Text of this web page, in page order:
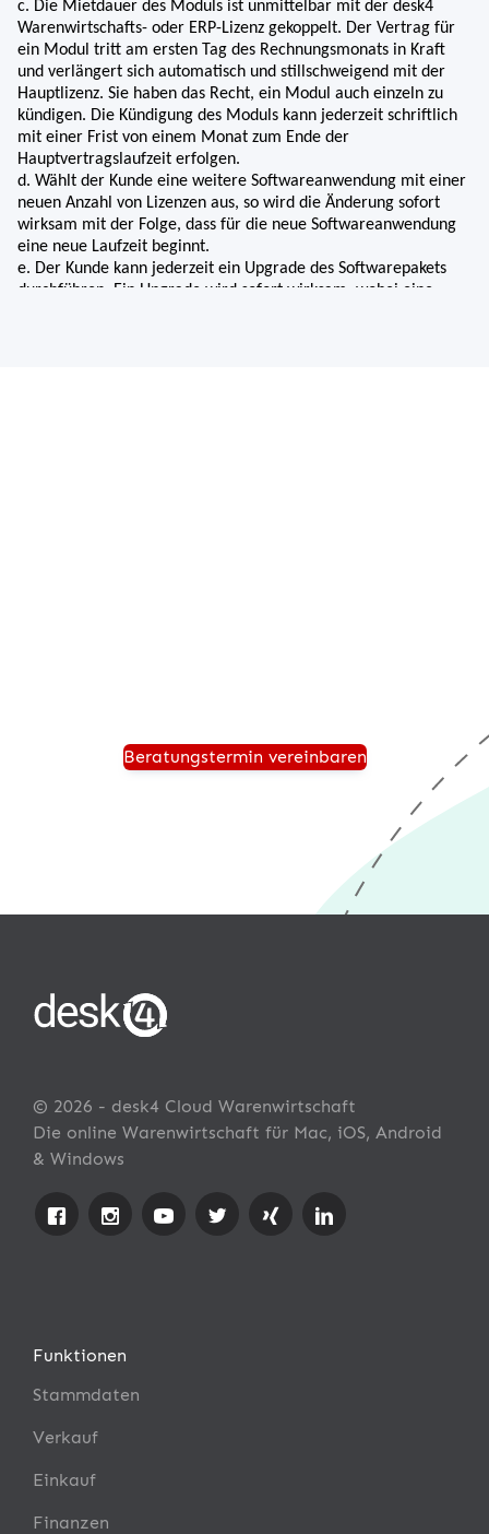
Beratungstermin vereinbaren
© 2026 - desk4 Cloud Warenwirtschaft
Die online Warenwirtschaft für Mac, iOS, Android
& Windows
Funktionen
Stammdaten
Verkauf
Einkauf
Finanzen